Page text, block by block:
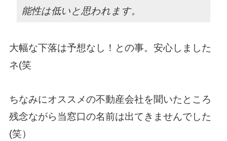
能性は低いと思われます。
大幅な下落は予想なし！との事。安心しました
ネ(笑
ちなみにオススメの不動産会社を聞いたところ
残念ながら当窓口の名前は出てきませんでした
(笑）